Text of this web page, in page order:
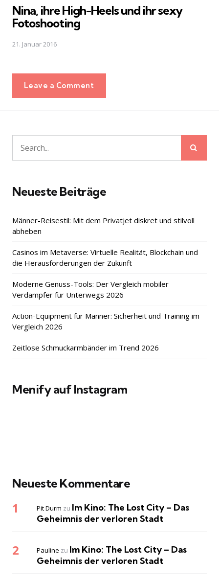
Nina, ihre High-Heels und ihr sexy
Fotoshooting
21. Januar 2016
Leave a Comment
Search
for:
Neueste Beiträge
Männer-Reisestil: Mit dem Privatjet diskret und stilvoll
abheben
Casinos im Metaverse: Virtuelle Realität, Blockchain und
die Herausforderungen der Zukunft
Moderne Genuss-Tools: Der Vergleich mobiler
Verdampfer für Unterwegs 2026
Action-Equipment für Männer: Sicherheit und Training im
Vergleich 2026
Zeitlose Schmuckarmbänder im Trend 2026
Menify auf Instagram
Neueste Kommentare
Pit Durm zu Im Kino: The Lost City – Das
Geheimnis der verloren Stadt
Pauline zu Im Kino: The Lost City – Das
Geheimnis der verloren Stadt